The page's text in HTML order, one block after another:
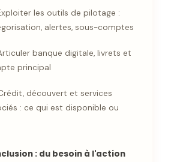
les outils de pilotage :
alertes, sous-comptes
banque digitale, livrets et
principal
découvert et services
: ce qui est disponible ou
: du besoin à l'action